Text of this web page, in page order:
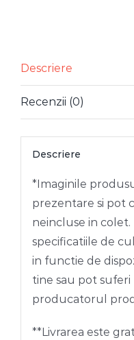
AURIE
EVANTAI
Descriere
Recenzii (0)
Descriere
*Imaginile
prezentare si pot
neincluse in colet.
specificatiile de
in functie de
tine sau pot suferi
producatorul
**Livrarea este